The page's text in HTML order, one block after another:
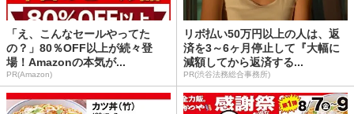
「え、こんなセールやってた
の？」80％OFF以上が続々登
場！Amazonの本気が...
PR(Amazon)
リボ払い50万円以上の人は、返
済を3～6ヶ月停止して『大幅に
減額してから返済する...
PR(渋谷法務総合事務所)